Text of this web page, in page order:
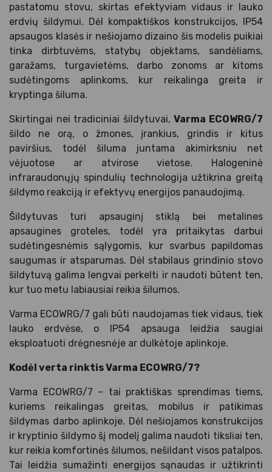
pastatomu stovu, skirtas efektyviam vidaus ir lauko
erdvių šildymui. Dėl kompaktiškos konstrukcijos, IP54
apsaugos klasės ir nešiojamo dizaino šis modelis puikiai
tinka dirbtuvėms, statybų objektams, sandėliams,
garažams, turgavietėms, darbo zonoms ar kitoms
sudėtingoms aplinkoms, kur reikalinga greita ir
kryptinga šiluma.
Skirtingai nei tradiciniai šildytuvai,Varma ECOWRG/7
šildo ne orą, o žmones, įrankius, grindis ir kitus
paviršius, todėl šiluma juntama akimirksniu net
vėjuotose ar atvirose vietose. Halogeninė
infraraudonųjų spindulių technologija užtikrina greitą
šildymo reakciją ir efektyvų energijos panaudojimą.
Šildytuvas turi apsauginį stiklą bei metalines
apsaugines groteles, todėl yra pritaikytas darbui
sudėtingesnėmis sąlygomis, kur svarbus papildomas
saugumas ir atsparumas. Dėl stabilaus grindinio stovo
šildytuvą galima lengvai perkelti ir naudoti būtent ten,
kur tuo metu labiausiai reikia šilumos.
Varma ECOWRG/7 gali būti naudojamas tiek vidaus, tiek
lauko erdvėse, o IP54 apsauga leidžia saugiai
eksploatuoti drėgnesnėje ar dulkėtoje aplinkoje.
Kodėl verta rinktis Varma ECOWRG/7?
Varma ECOWRG/7 – tai praktiškas sprendimas tiems,
kuriems reikalingas greitas, mobilus ir patikimas
šildymas darbo aplinkoje. Dėl nešiojamos konstrukcijos
ir kryptinio šildymo šį modelį galima naudoti tiksliai ten,
kur reikia komfortinės šilumos, nešildant visos patalpos.
Tai leidžia sumažinti energijos sąnaudas ir užtikrinti